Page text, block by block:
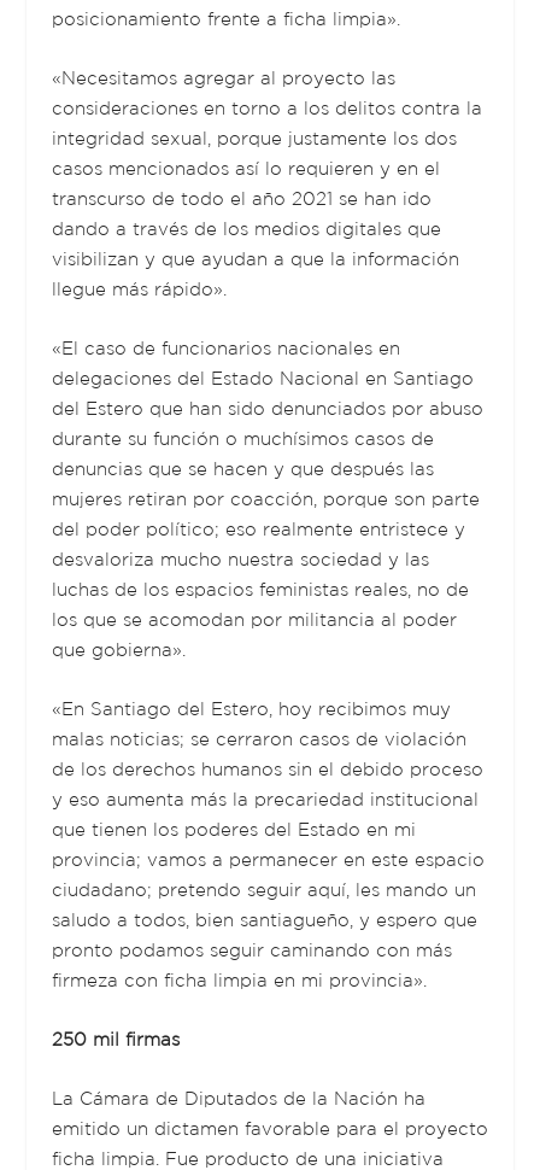
posicionamiento frente a ficha limpia».
«Necesitamos agregar al proyecto las
consideraciones en torno a los delitos contra la
integridad sexual, porque justamente los dos
casos mencionados así lo requieren y en el
transcurso de todo el año 2021 se han ido
dando a través de los medios digitales que
visibilizan y que ayudan a que la información
llegue más rápido».
«El caso de funcionarios nacionales en
delegaciones del Estado Nacional en Santiago
del Estero que han sido denunciados por abuso
durante su función o muchísimos casos de
denuncias que se hacen y que después las
mujeres retiran por coacción, porque son parte
del poder político; eso realmente entristece y
desvaloriza mucho nuestra sociedad y las
luchas de los espacios feministas reales, no de
los que se acomodan por militancia al poder
que gobierna».
«En Santiago del Estero, hoy recibimos muy
malas noticias; se cerraron casos de violación
de los derechos humanos sin el debido proceso
y eso aumenta más la precariedad institucional
que tienen los poderes del Estado en mi
provincia; vamos a permanecer en este espacio
ciudadano; pretendo seguir aquí, les mando un
saludo a todos, bien santiagueño, y espero que
pronto podamos seguir caminando con más
firmeza con ficha limpia en mi provincia».
250 mil firmas
La Cámara de Diputados de la Nación ha
emitido un dictamen favorable para el proyecto
ficha limpia. Fue producto de una iniciativa